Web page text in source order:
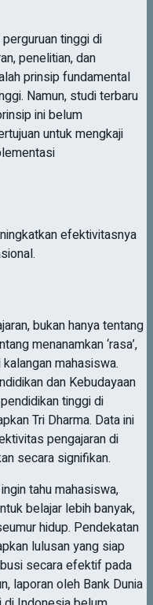
perguruan tinggi di
penelitian, dan
prinsip fundamental
Namun, studi terbaru
ini belum
untuk mengkaji
efektivitasnya
bukan hanya tentang
menanamkan ‘rasa’,
kalangan mahasiswa.
dan Kebudayaan
tinggi di
Tri Dharma. Data ini
pengajaran di
secara signifikan.
tahu mahasiswa,
belajar lebih banyak,
hidup. Pendekatan
lulusan yang siap
secara efektif pada
laporan oleh Bank Dunia